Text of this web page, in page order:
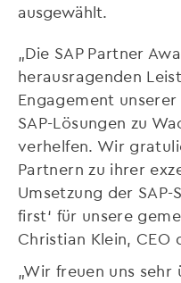
ausgewählt.
„Die SAP Partner
herausragenden
Engagement
SAP-Lösungen zu
verhelfen. Wir
Partnern zu ihrer
Umsetzung der
first‘ für unsere
Christian Klein, CEO
„Wir freuen uns